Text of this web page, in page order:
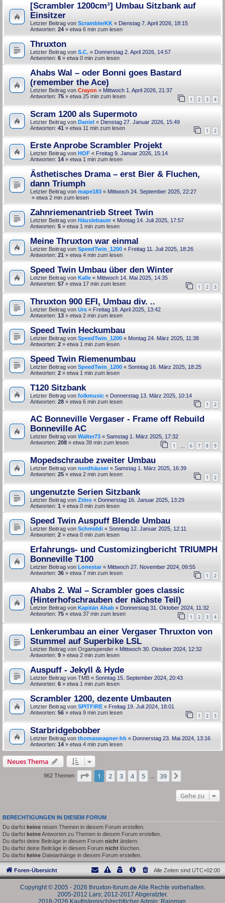
[Scrambler 1200cm³] Umbau Sitzbank auf
Einsitzer
Letzter Beitrag von ScramblerKK « Dienstag 7. April 2026, 18:15
Antworten: 24 » etwa 6 min zum lesen
Thruxton
Letzter Beitrag von S.C. « Donnerstag 2. April 2026, 14:57
Antworten: 6 » etwa 0 min zum lesen
Ahabs Wal – oder Bonni goes Bastard
(remember the Ace)
Letzter Beitrag von Crayon « Mittwoch 1. April 2026, 21:37
Antworten: 75 1 2 3 4
» etwa 25 min zum lesen
Scram 1200 als Supermoto
Letzter Beitrag von Daniel « Dienstag 27. Januar 2026, 15:49
Antworten: 41 1 2
» etwa 11 min zum lesen
Erste Anprobe Scrambler Projekt
Letzter Beitrag von HOF « Freitag 9. Januar 2026, 15:14
Antworten: 14 » etwa 1 min zum lesen
Ästhetisches Drama – erst Bier & Fluchen,
dann Triumph
Letzter Beitrag von mape183 « Mittwoch 24. September 2025, 22:27
» etwa 2 min zum lesen
Zahnriemenantrieb Street Twin
Letzter Beitrag von Häuslebauer« Montag 14. Juli 2025, 17:57
Antworten: 5 » etwa 1 min zum lesen
Meine Thruxton war einmal
Letzter Beitrag von SpeedTwin_1200 « Freitag 11. Juli 2025, 18:26
Antworten: 21 » etwa 4 min zum lesen
Speed Twin Umbau über den Winter
Letzter Beitrag von Kalle « Mittwoch 14. Mai 2025, 14:35
Antworten: 57 1 2 3
» etwa 17 min zum lesen
Thruxton 900 EFI, Umbau div. ..
Letzter Beitrag von Urs « Freitag 18. April 2025, 13:42
Antworten: 13 » etwa 2 min zum lesen
Speed Twin Heckumbau
Letzter Beitrag von SpeedTwin_1200 « Montag 24. März 2025, 11:38
Antworten: 2 » etwa 1 min zum lesen
Speed Twin Riemenumbau
Letzter Beitrag von SpeedTwin_1200 « Sonntag 16. März 2025, 18:25
Antworten: 2 » etwa 1 min zum lesen
T120 Sitzbank
Letzter Beitrag von folkmusic « Donnerstag 13. März 2025, 10:14
Antworten: 28 1 2
» etwa 6 min zum lesen
AC Bonneville Vergaser - Frame off Rebuild
Bonneville AC
Letzter Beitrag von Walter73 « Samstag 1. März 2025, 17:32
Antworten: 208 1 6 7 8 9
» etwa 39 min zum lesen
Mopedschraube zweiter Umbau
Letzter Beitrag von nordhäuser« Samstag 1. März 2025, 16:39
Antworten: 25 1 2
» etwa 2 min zum lesen
ungenutzte Serien Sitzbank
Letzter Beitrag von Ztino « Donnerstag 16. Januar 2025, 13:29
Antworten: 1 » etwa 0 min zum lesen
Speed Twin Auspuff Blende Umbau
Letzter Beitrag von Schmiddi « Sonntag 12. Januar 2025, 12:11
Antworten: 2 » etwa 0 min zum lesen
Erfahrungs- und Customizingbericht TRIUMPH
Bonneville T100
Letzter Beitrag von Lonestar« Mittwoch 27. November 2024, 09:55
Antworten: 36 1 2
» etwa 7 min zum lesen
Ahabs 2. Wal – Scrambler goes classic
(Hinterhofschrauben der nächste Teil)
Letzter Beitrag von Kapitän Ahab « Donnerstag 31. Oktober 2024, 11:32
Antworten: 75 1 2 3 4
» etwa 37 min zum lesen
Lenkerumbau an einer Vergaser Thruxton von
Stummel auf Superbike LSL
Letzter Beitrag von Organspender « Mittwoch 30. Oktober 2024, 12:32
Antworten: 9 » etwa 2 min zum lesen
Auspuff - Jekyll & Hyde
Letzter Beitrag von TMB « Sonntag 15. September 2024, 20:43
Antworten: 6 » etwa 1 min zum lesen
Scrambler 1200, dezente Umbauten
Letzter Beitrag von SPITFIRE « Freitag 19. Juli 2024, 18:01
Antworten: 56 1 2 3
» etwa 9 min zum lesen
Starbridgebobber
Letzter Beitrag von thomaswagner-hh « Donnerstag 23. Mai 2024, 13:16
Antworten: 14 » etwa 4 min zum lesen
Neues Thema
962 Themen Seite 1von 39
1 2 3 4 5 39
Gehe zu
BERECHTIGUNGEN IN DIESEM FORUM
Du darfst keine neuen Themen in diesem Forum erstellen.
Du darfst keineAntworten zu Themen in diesem Forum erstellen.
Du darfst deine Beiträge in diesem Forum nicht ändern.
Du darfst deine Beiträge in diesem Forum nicht löschen.
Du darfst keine Dateianhänge in diesem Forum erstellen.
Foren-Übersicht Alle Zeiten sind UTC+02:00
Copyright © 2005 - 2026 thruxton-forum.de Alle Rechte vorbehalten.
2005-2012 Lars; 2012-2017 Abgeratzter.
2018-2026 Kaufmännisch/rechtlicher Admin: Rainman.